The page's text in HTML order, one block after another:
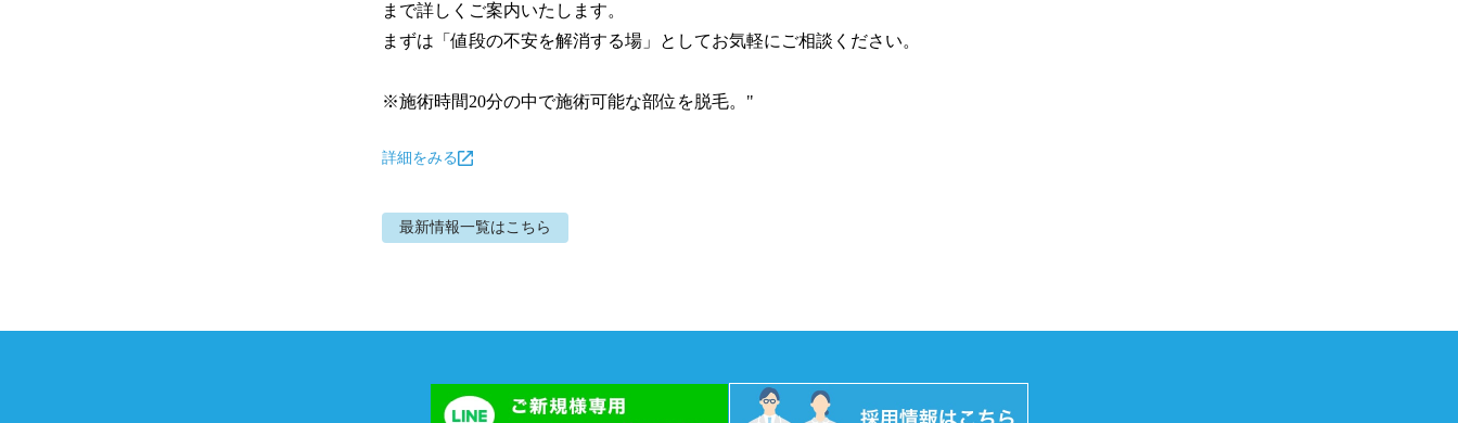
まで詳しくご案内いたします。
まずは「値段の不安を解消する場」としてお気軽にご相談ください。
※施術時間20分の中で施術可能な部位を脱毛。"
詳細をみる
最新情報一覧はこちら